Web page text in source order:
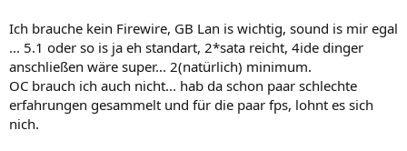
Ich brauche kein Firewire, GB Lan is wichtig, sound is mir egal
... 5.1 oder so is ja eh standart, 2*sata reicht, 4ide dinger
anschließen wäre super... 2(natürlich) minimum.
OC brauch ich auch nicht... hab da schon paar schlechte
erfahrungen gesammelt und für die paar fps, lohnt es sich
nich.